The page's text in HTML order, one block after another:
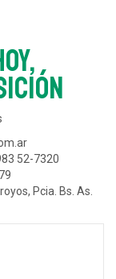
52-7320
Pcia. Bs. As.